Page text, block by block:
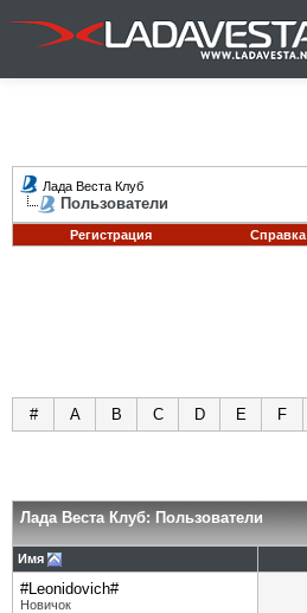
Лада Веста Клуб
Пользователи
Регистрация Справка
# A B C D E F
Лада Веста Клуб: Пользователи
Имя
#Leonidovich#
Новичок